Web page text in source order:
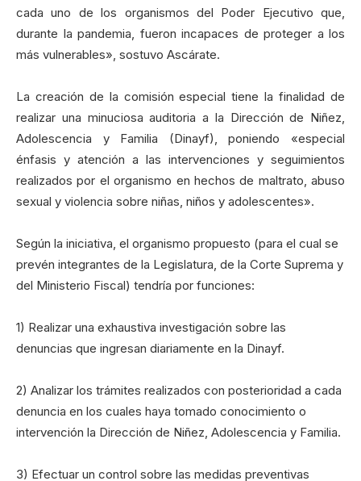
cada uno de los organismos del Poder Ejecutivo que,
durante la pandemia, fueron incapaces de proteger a los
más vulnerables», sostuvo Ascárate.
La creación de la comisión especial tiene la finalidad de
realizar una minuciosa auditoria a la Dirección de Niñez,
Adolescencia y Familia (Dinayf), poniendo «especial
énfasis y atención a las intervenciones y seguimientos
realizados por el organismo en hechos de maltrato, abuso
sexual y violencia sobre niñas, niños y adolescentes».
Según la iniciativa, el organismo propuesto (para el cual se
prevén integrantes de la Legislatura, de la Corte Suprema y
del Ministerio Fiscal) tendría por funciones:
1) Realizar una exhaustiva investigación sobre las
denuncias que ingresan diariamente en la Dinayf.
2) Analizar los trámites realizados con posterioridad a cada
denuncia en los cuales haya tomado conocimiento o
intervención la Dirección de Niñez, Adolescencia y Familia.
3) Efectuar un control sobre las medidas preventivas